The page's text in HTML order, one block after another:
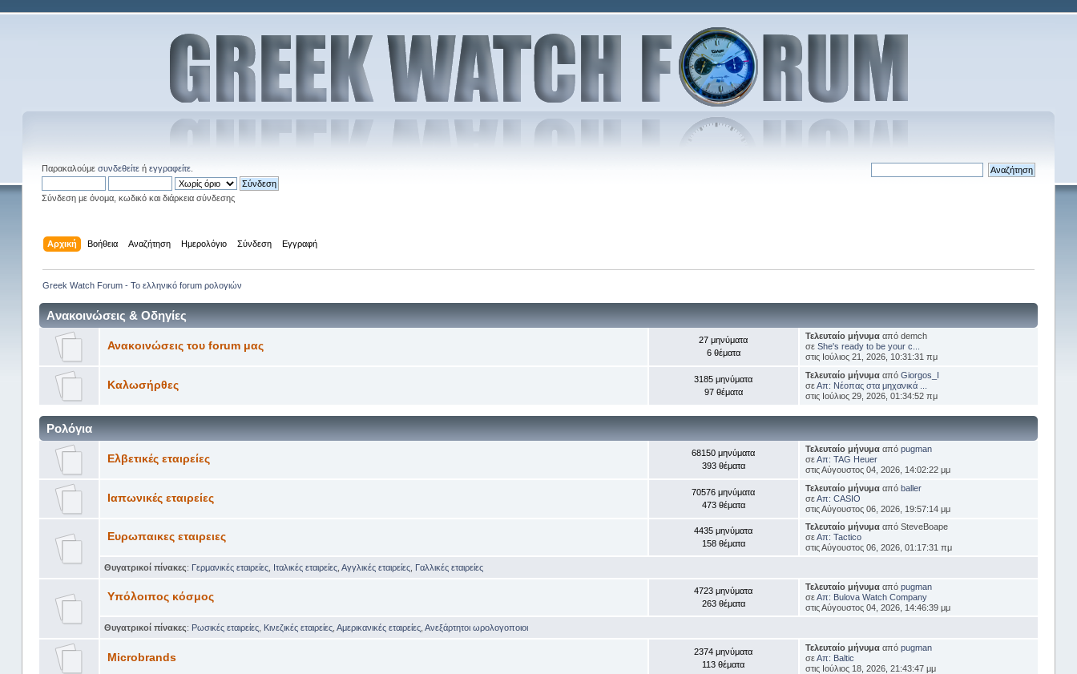
Παρακαλούμε συνδεθείτεή εγγραφείτε.
Σύνδεση με όνομα, κωδικό και διάρκεια σύνδεσης
Αρχική Βοήθεια Αναζήτηση Ημερολόγιο Σύνδεση Εγγραφή
Greek Watch Forum - Το ελληνικό forum ρολογιών
Aνακοινώσεις & Οδηγίες
Ανακοινώσεις του forum μας
27 μηνύματα
6 θέματα
Τελευταίο μήνυμα από demch
σεShe's ready to be your c...
στις Ιούλιος 21, 2026, 10:31:31 πμ
Καλωσήρθες
3185 μηνύματα
97 θέματα
Τελευταίο μήνυμα απόGiorgos_I
σεΑπ: Νέοπας στα μηχανικά ...
στις Ιούλιος 29, 2026, 01:34:52 πμ
Ρολόγια
Ελβετικές εταιρείες
68150 μηνύματα
393 θέματα
Τελευταίο μήνυμα απόpugman
σεΑπ: TAG Heuer
στις Αύγουστος 04, 2026, 14:02:22 μμ
Ιαπωνικές εταιρείες
70576 μηνύματα
473 θέματα
Τελευταίο μήνυμα απόballer
σεΑπ: CASIO
στις Αύγουστος 06, 2026, 19:57:14 μμ
Ευρωπαικες εταιρειες
4435 μηνύματα
158 θέματα
Τελευταίο μήνυμα από SteveBoape
σεΑπ: Tactico
στις Αύγουστος 06, 2026, 01:17:31 πμ
Θυγατρικοί πίνακες: Γερμανικές εταιρείες, Ιταλικές εταιρείες, Αγγλικές εταιρείες, Γαλλικές εταιρείες
Υπόλοιπος κόσμος
4723 μηνύματα
263 θέματα
Τελευταίο μήνυμα απόpugman
σεΑπ: Bulova Watch Company
στις Αύγουστος 04, 2026, 14:46:39 μμ
Θυγατρικοί πίνακες: Ρωσικές εταιρείες, Κινεζικές εταιρείες, Αμερικανικές εταιρείες, Ανεξάρτητοι ωρολογοποιοι
Microbrands
2374 μηνύματα
113 θέματα
Τελευταίο μήνυμα απόpugman
σεΑπ: Baltic
στις Ιούλιος 18, 2026, 21:43:47 μμ